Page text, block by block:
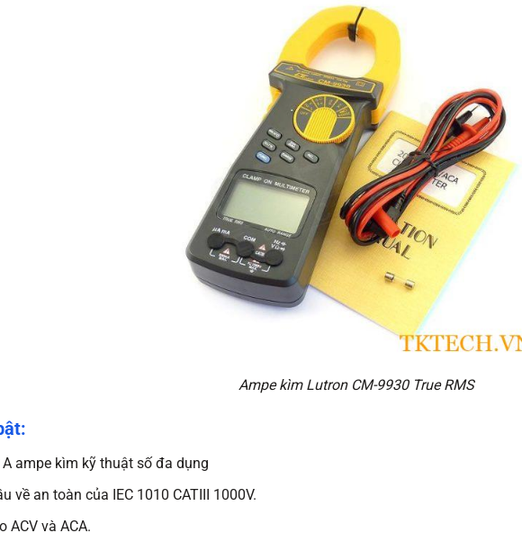
Ampe kìm Lutron CM-9930 True RMS
ampe kìm kỹ thuật số đa dụng
về an toàn của IEC 1010 CATIII 1000V.
ACV và ACA.